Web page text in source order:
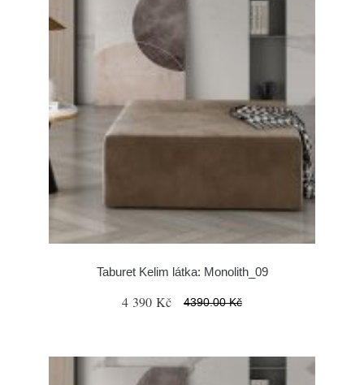
Taburet Kelim látka: Monolith_09
4 390 Kč 4390.00 Kč